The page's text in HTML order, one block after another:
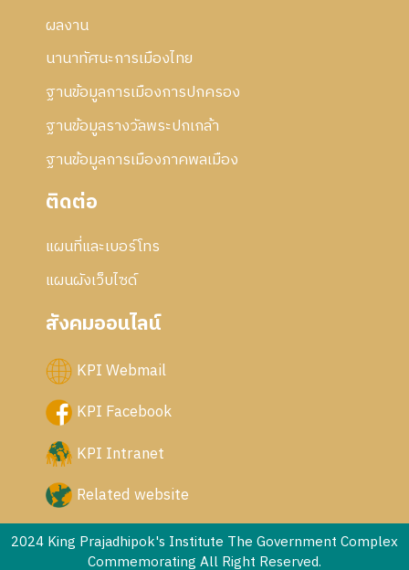
ผลงาน
นานาทัศนะการเมืองไทย
ฐานข้อมูลการเมืองการปกครอง
ฐานข้อมูลรางวัลพระปกเกล้า
ฐานข้อมูลการเมืองภาคพลเมือง
ติดต่อ
แผนที่และเบอร์โทร
แผนผังเว็บไซด์
สังคมออนไลน์
KPI Webmail
KPI Facebook
KPI Intranet
Related website
2024 King Prajadhipok's Institute The Government Complex
Commemorating All Right Reserved.